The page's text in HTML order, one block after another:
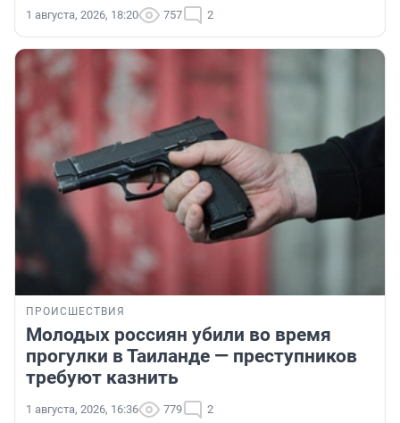
1 августа, 2026, 18:20 757 2
ПРОИСШЕСТВИЯ
Молодых россиян убили во время
прогулки в Таиланде — преступников
требуют казнить
1 августа, 2026, 16:36 779 2